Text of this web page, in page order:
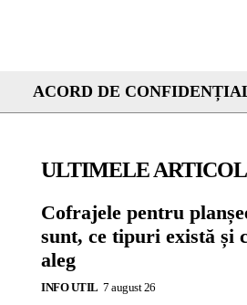
ACORD DE
ULTIMELE
Cofrajele pentru
sunt, ce tipuri există și
aleg
INFO UTIL 7 august 26